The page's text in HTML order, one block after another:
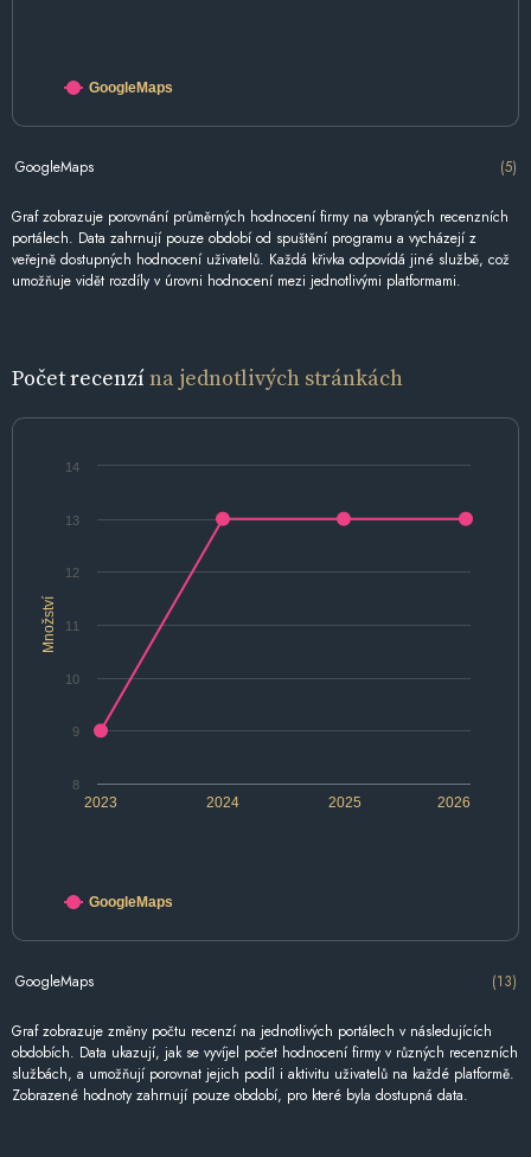
GoogleMaps
GoogleMaps (5)
Graf zobrazuje porovnání průměrných hodnocení firmy na vybraných recenzních
portálech. Data zahrnují pouze období od spuštění programu a vycházejí z
veřejně dostupných hodnocení uživatelů. Každá křivka odpovídá jiné službě, což
umožňuje vidět rozdíly v úrovni hodnocení mezi jednotlivými platformami.
Počet recenzína jednotlivých stránkách
Množství
2024 2026
2023 2025
8
9
10
11
12
13
14
GoogleMaps
GoogleMaps (13)
Graf zobrazuje změny počtu recenzí na jednotlivých portálech v následujících
obdobích. Data ukazují, jak se vyvíjel počet hodnocení firmy v různých recenzních
službách, a umožňují porovnat jejich podíl i aktivitu uživatelů na každé platformě.
Zobrazené hodnoty zahrnují pouze období, pro které byla dostupná data.